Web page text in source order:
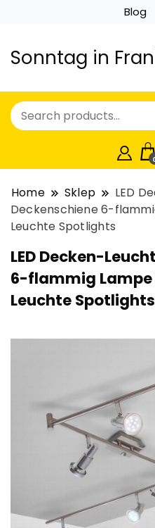
Blog
Sonntag in
Home Sklep
LED
Deckenschiene 6-
Leuchte Spotlights
LED Decken-
6-flammig
Leuchte Spotlights